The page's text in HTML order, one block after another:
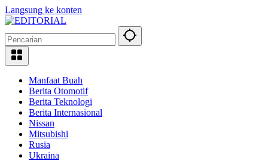
Langsung ke konten
Manfaat Buah
Berita Otomotif
Berita Teknologi
Berita Internasional
Nissan
Mitsubishi
Rusia
Ukraina